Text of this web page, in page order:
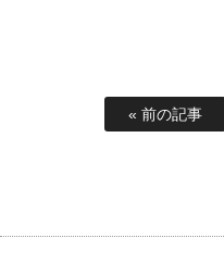
« 前の記事